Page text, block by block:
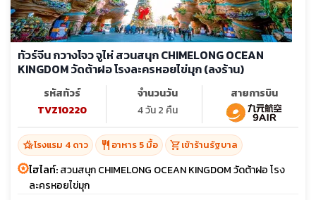
ทัวร์จีน กวางโจว จูไห่ สวนสนุก CHIMELONG OCEAN
KINGDOM วัดต้าฝอ โรงละครหอยไข่มุก (ลงร้าน)
รหัสทัวร์
TVZ10220
จำนวนวัน
4 วัน 2 คืน
สายการบิน
hotel_classโรงแรม 4 ดาว restaurant อาหาร 5 มื้อ shopping_cartเข้าร้านรัฐบาล
ไฮไลท์:สวนสนุก CHIMELONG OCEAN KINGDOM วัดต้าฝอ โรง
ละครหอยไข่มุก